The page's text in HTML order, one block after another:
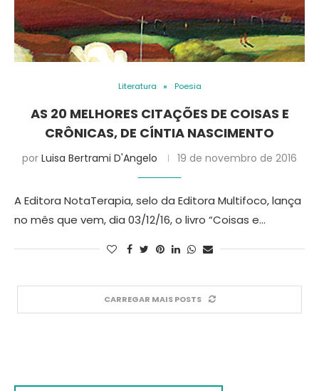
Literatura Poesia
AS 20 MELHORES CITAÇÕES DE COISAS E
CRÔNICAS, DE CÍNTIA NASCIMENTO
por Luisa Bertrami D'Angelo 19 de novembro de 2016
A Editora NotaTerapia, selo da Editora Multifoco, lança
no mês que vem, dia 03/12/16, o livro “Coisas e…
CARREGAR MAIS POSTS